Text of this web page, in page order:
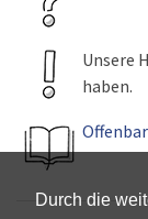
Durch die
Unsere
haben.